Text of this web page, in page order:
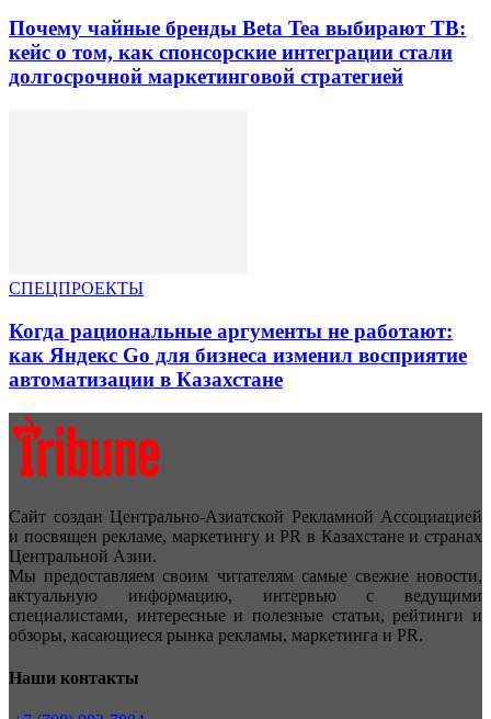
Почему чайные бренды Beta Tea выбирают ТВ:
кейс о том, как спонсорские интеграции стали
долгосрочной маркетинговой стратегией
СПЕЦПРОЕКТЫ
Когда рациональные аргументы не работают:
как Яндекс Go для бизнеса изменил восприятие
автоматизации в Казахстане
Сайт создан Центрально-Азиатской Рекламной Ассоциацией
и посвящен рекламе, маркетингу и PR в Казахстане и странах
Центральной Азии.
Мы предоставляем своим читателям самые свежие новости,
актуальную информацию, интервью с ведущими
специалистами, интересные и полезные статьи, рейтинги и
обзоры, касающиеся рынка рекламы, маркетинга и PR.
Наши контакты